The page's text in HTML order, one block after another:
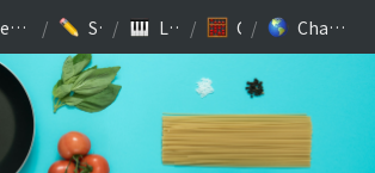
Jesse Kim’s 개발 블로그 / Study: ML/DL/ Linear Algebra / Chapters/ Chapter 4. Determinants